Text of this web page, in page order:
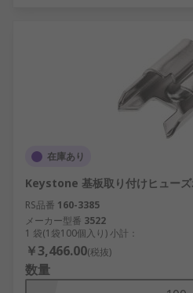
在庫あり
Keystone 基板取り付けヒュー
RS品番 160-3385
メーカー型番 3522
1 袋(1袋100個入り) 小計：
￥3,466.00(税抜)
数量